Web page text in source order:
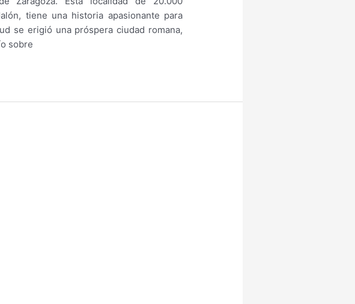
tiene una historia apasionante para
se erigió una próspera ciudad romana,
sobre